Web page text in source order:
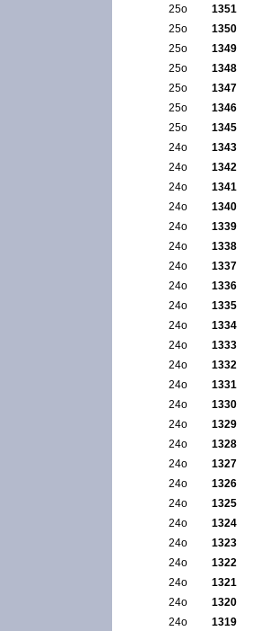
25ο
1351
25ο
1350
25ο
1349
25ο
1348
25ο
1347
25ο
1346
25ο
1345
24ο
1343
24ο
1342
24ο
1341
24ο
1340
24ο
1339
24ο
1338
24ο
1337
24ο
1336
24ο
1335
24ο
1334
24ο
1333
24ο
1332
24ο
1331
24ο
1330
24ο
1329
24ο
1328
24ο
1327
24ο
1326
24ο
1325
24ο
1324
24ο
1323
24ο
1322
24ο
1321
24ο
1320
24ο
1319